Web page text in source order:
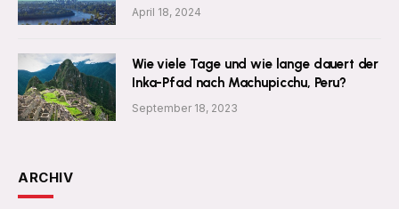
April 18, 2024
Wie viele Tage und wie lange dauert der
Inka-Pfad nach Machupicchu, Peru?
September 18, 2023
ARCHIV